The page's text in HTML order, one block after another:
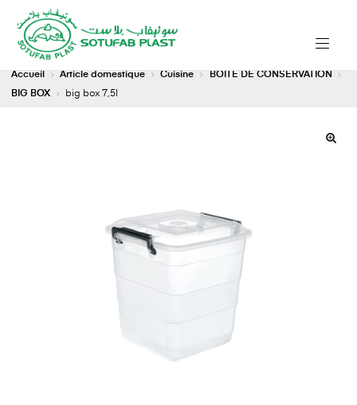
Accueil Article domestique Cuisine
BOITE DE CONSERVATION
BIG BOX
big box 7,5l